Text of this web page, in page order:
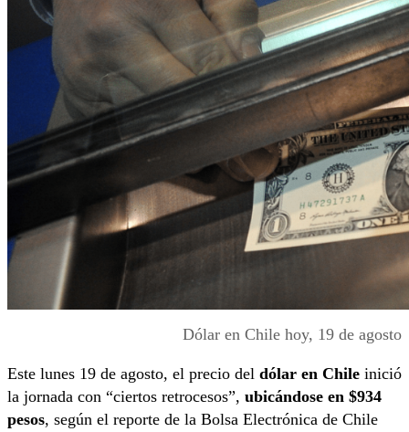
Dólar en Chile hoy, 19 de agosto
Este lunes 19 de agosto, el precio del dólar en Chile inició
la jornada con “ciertos retrocesos”, ubicándose en $934
pesos, según el reporte de la Bolsa Electrónica de Chile